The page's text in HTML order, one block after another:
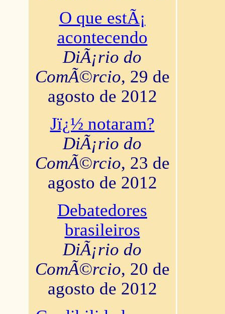
O que estÃ¡
acontecendo
DiÃ¡rio do
ComÃ©rcio, 29 de
agosto de 2012
Jï¿½ notaram?
DiÃ¡rio do
ComÃ©rcio, 23 de
agosto de 2012
Debatedores
brasileiros
DiÃ¡rio do
ComÃ©rcio, 20 de
agosto de 2012